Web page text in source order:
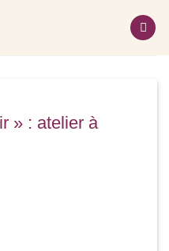
» : atelier à